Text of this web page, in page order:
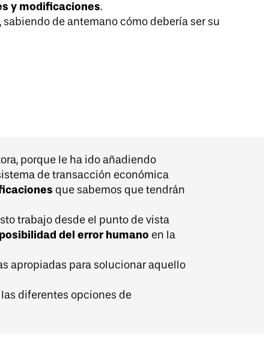
y modificaciones.
, sabiendo de antemano cómo debería ser su
porque le ha ido añadiendo
de transacción económica
que sabemos que tendrán
trabajo desde el punto de vista
del error humano en la
apropiadas para solucionar aquello
diferentes opciones de